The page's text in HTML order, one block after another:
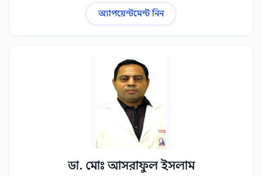
অ্যাপয়েন্টমেন্ট নিন
ডা. মোঃ আসরাফুল ইসলাম